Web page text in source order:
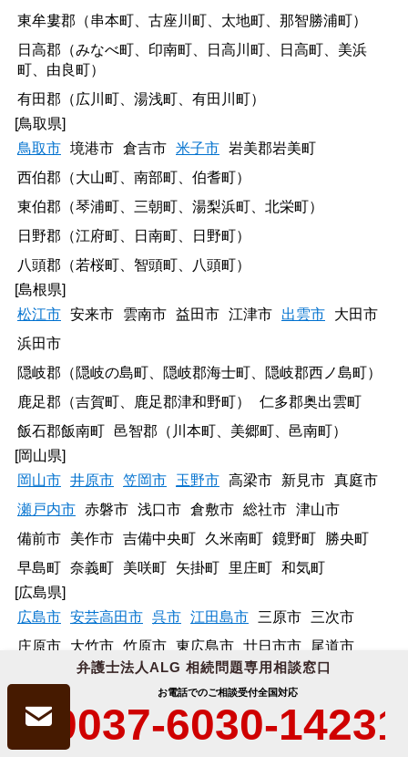
弁護士法人ALG 相続問題専用相談窓口
お電話でのご相談受付全国対応
0037-6030-14231
東牟婁郡（串本町、古座川町、太地町、那智勝浦町）
日高郡（みなべ町、印南町、日高川町、日高町、美浜
町、由良町）
有田郡（広川町、湯浅町、有田川町）
[鳥取県]
鳥取市 境港市 倉吉市 米子市 岩美郡岩美町
西伯郡（大山町、南部町、伯耆町）
東伯郡（琴浦町、三朝町、湯梨浜町、北栄町）
日野郡（江府町、日南町、日野町）
八頭郡（若桜町、智頭町、八頭町）
[島根県]
松江市 安来市 雲南市 益田市 江津市 出雲市
大田市
浜田市
隠岐郡（隠岐の島町、隠岐郡海士町、隠岐郡西ノ島町）
鹿足郡（吉賀町、鹿足郡津和野町）
仁多郡奥出雲町
飯石郡飯南町
邑智郡（川本町、美郷町、邑南町）
[岡山県]
岡山市 井原市 笠岡市 玉野市 高梁市 新見市 真庭市
瀬戸内市 赤磐市 浅口市 倉敷市 総社市 津山市
備前市
美作市 吉備中央町 久米南町 鏡野町
勝央町
早島町 奈義町 美咲町 矢掛町 里庄町 和気町
[広島県]
広島市 安芸高田市 呉市 江田島市 三原市
三次市
庄原市
大竹市 竹原市 東広島市 廿日市市
尾道市
福山市 安芸太田町 海田町 熊野町 坂町
神石高原町
[山口県]
山口市